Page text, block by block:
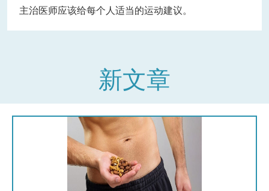
主治医师应该给每个人适当的运动建议。
新文章